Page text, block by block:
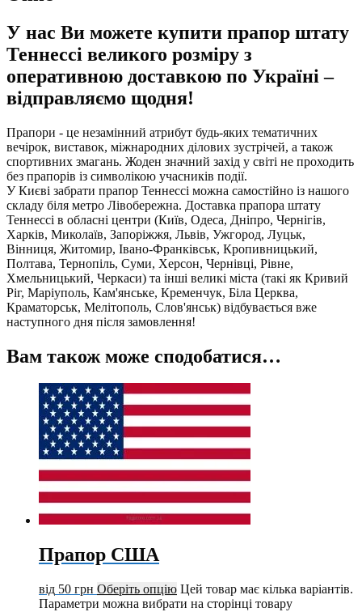
У нас Ви можете купити прапор штату
Теннессі великого розміру з
оперативною доставкою по Україні –
відправляємо щодня!
Прапори - це незамінний атрибут будь-яких тематичних
вечірок, виставок, міжнародних ділових зустрічей, а також
спортивних змагань. Жоден значний захід у світі не проходить
без прапорів із символікою учасників події.
У Києві забрати прапор Теннессі можна самостійно із нашого
складу біля метро Лівобережна. Доставка прапора штату
Теннессі в обласні центри (Київ, Одеса, Дніпро, Чернігів,
Харків, Миколаїв, Запоріжжя, Львів, Ужгород, Луцьк,
Вінниця, Житомир, Івано-Франківськ, Кропивницький,
Полтава, Тернопіль, Суми, Херсон, Чернівці, Рівне,
Хмельницький, Черкаси) та інші великі міста (такі як Кривий
Ріг, Маріуполь, Кам'янське, Кременчук, Біла Церква,
Краматорськ, Мелітополь, Слов'янськ) відбувається вже
наступного дня після замовлення!
Вам також може сподобатися…
Прапор США
від 50 грн Оберіть опцію Цей товар має кілька варіантів.
Параметри можна вибрати на сторінці товару